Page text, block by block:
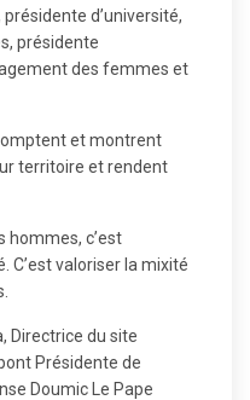
d’université,
présidente
des femmes et
et montrent
territoire et rendent
hommes, c’est
C’est valoriser la mixité
Directrice du site
Présidente de
Doumic Le Pape